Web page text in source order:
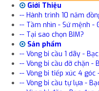
Giới Thiệu
-- Hành trình 10 năm
-- Tầm nhìn - Sứ mệnh -
-- Tại sao chọn BIM?
Sản phẩm
-- Vòng bi cầu 1 dãy -
-- Vòng bi cầu đỡ chặn -
-- Vòng bi tiếp xúc 4
-- Vòng bi cầu tự lựa -